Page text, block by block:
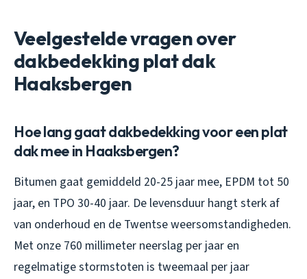
Veelgestelde vragen over
dakbedekking plat dak
Haaksbergen
Hoe lang gaat dakbedekking voor een plat
dak mee in Haaksbergen?
Bitumen gaat gemiddeld 20-25 jaar mee, EPDM tot 50
jaar, en TPO 30-40 jaar. De levensduur hangt sterk af
van onderhoud en de Twentse weersomstandigheden.
Met onze 760 millimeter neerslag per jaar en
regelmatige stormstoten is tweemaal per jaar